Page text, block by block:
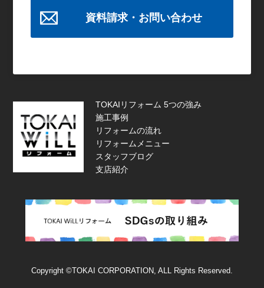
資料請求・お問い合わせ
TOKAIリフォーム 5つの強み
施工事例
リフォームの流れ
リフォームメニュー
スタッフブログ
支店紹介
Copyright ©TOKAI CORPORATION, ALL Rights Reserved.